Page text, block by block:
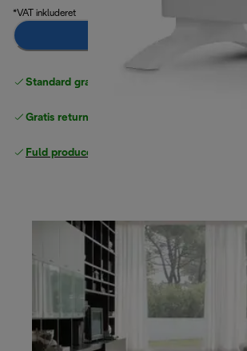
*VAT inkluderet
Læg i indkøbskurven
Standard gratis levering
Gratis returneringer
Fuld producentgaranti